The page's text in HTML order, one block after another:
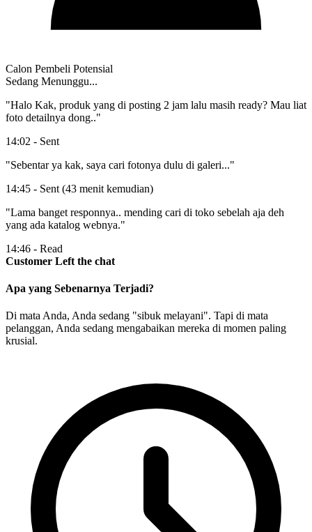
Calon Pembeli Potensial
Sedang Menunggu...
"Halo Kak, produk yang di posting 2 jam lalu masih ready? Mau liat
foto detailnya dong.."
14:02 - Sent
"Sebentar ya kak, saya cari fotonya dulu di galeri..."
14:45 - Sent (43 menit kemudian)
"Lama banget responnya.. mending cari di toko sebelah aja deh
yang ada katalog webnya."
14:46 - Read
Customer Left the chat
Apa yang Sebenarnya Terjadi?
Di mata Anda, Anda sedang "sibuk melayani". Tapi di mata
pelanggan, Anda sedang mengabaikan mereka di momen paling
krusial.